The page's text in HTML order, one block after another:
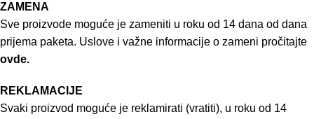
ZAMENA
Sve proizvode moguće je zameniti u roku od 14 dana od dana
prijema paketa. Uslove i važne informacije o zameni pročitajte
ovde.
REKLAMACIJE
Svaki proizvod moguće je reklamirati (vratiti), u roku od 14